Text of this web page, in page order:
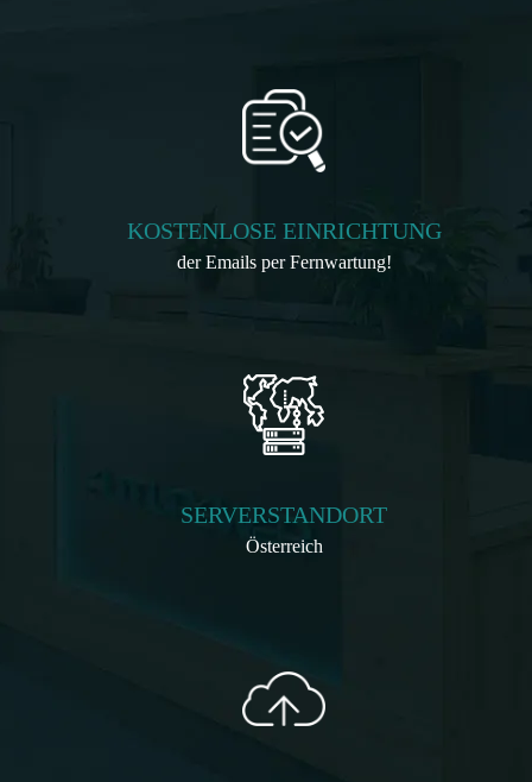
KOSTENLOSE EINRICHTUNG
der Emails per Fernwartung!
SERVERSTANDORT
Österreich